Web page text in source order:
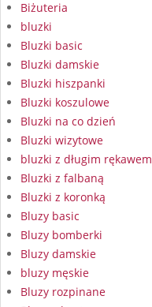
Biżuteria
bluzki
Bluzki basic
Bluzki damskie
Bluzki hiszpanki
Bluzki koszulowe
Bluzki na co dzień
Bluzki wizytowe
bluzki z długim rękawem
Bluzki z falbaną
Bluzki z koronką
Bluzy basic
Bluzy bomberki
Bluzy damskie
bluzy męskie
Bluzy rozpinane